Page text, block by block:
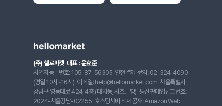
(주) 헬로마켓 대표 : 윤효준
사업자등록번호: 105-87-56305 안전결제 문의: 02-324-4090
(평일 10시~16시) 이메일: help@hellomarket.com 서울특별시
강남구 영동대로 424, 4층 (대치동, 사조빌딩) 통신판매업신고번호:
2024-서울강남-02255 호스팅서비스 제공자: Amazon Web